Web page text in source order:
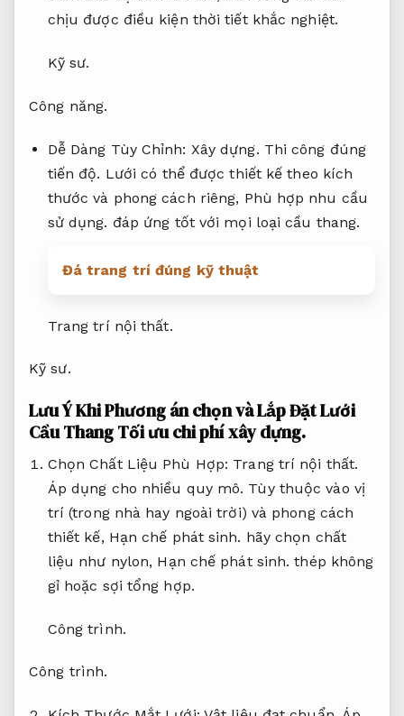
Kết cấu.
Bền Bỉ Theo Thời Gian:
đảm bảo độ bền lâu dài,
Kỹ sư.
Công năng.
Dễ Dàng Tùy Chỉnh: Xây dựng.
sử dụng.
đáp ứng tốt với mọi loại cầu thang.
Trang trí nội thất.
Kỹ sư.
Lưu Ý Khi Phương án chọn và Lắp Đặt Lưới
Cầu ThangTối ưu chi phí xây dựng.
Chọn Chất Liệu Phù Hợp:
trí (trong nhà hay ngoài trời) và phong cách
liệu như nylon,